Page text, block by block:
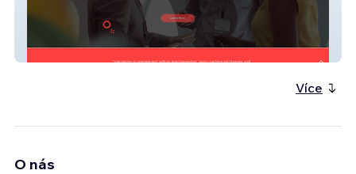
appointmentsiq
Více
O nás